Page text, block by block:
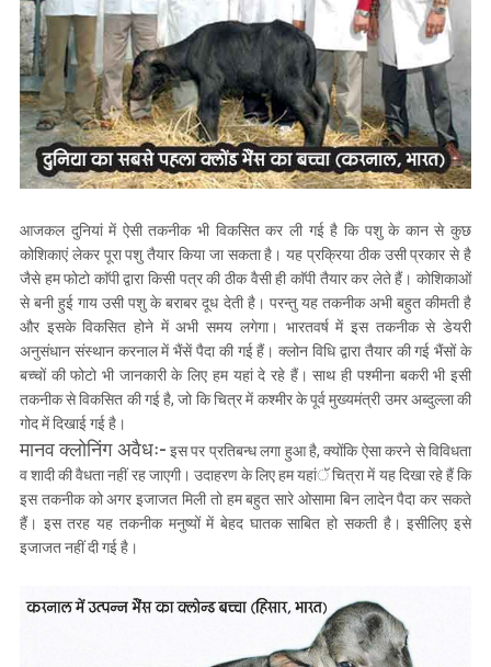
आजकल दुनियां में ऐसी तकनीक भी विकसित कर ली गई है कि पशु के कान से कुछ
कोशिकाएं लेकर पूरा पशु तैयार किया जा सकता है। यह प्रक्रिया ठीक उसी प्रकार से है
जैसे हम फोटो काॅपी द्वारा किसी पत्र की ठीक वैसी ही काॅपी तैयार कर लेते हैं। कोशिकाओं
से बनी हुई गाय उसी पशु के बराबर दूध देती है। परन्तु यह तकनीक अभी बहुत कीमती है
और इसके विकसित होने में अभी समय लगेगा। भारतवर्ष में इस तकनीक से डेयरी
अनुसंधान संस्थान करनाल में भैंसें पैदा की गई हैं। क्लोन विधि द्वारा तैयार की गई भैंसों के
बच्चों की फोटो भी जानकारी के लिए हम यहां दे रहे हैं। साथ ही पश्मीना बकरी भी इसी
तकनीक से विकसित की गई है, जो कि चित्र में कश्मीर के पूर्व मुख्यमंत्री उमर अब्दुल्ला की
गोद में दिखाई गई है।
मानव क्लोनिंग अवैधः- इस पर प्रतिबन्ध लगा हुआ है, क्योंकि ऐसा करने से विविधता
व शादी की वैधता नहीं रह जाएगी। उदाहरण के लिए हम यहांॅ चित्रा में यह दिखा रहे हैं कि
इस तकनीक को अगर इजाजत मिली तो हम बहुत सारे ओसामा बिन लादेन पैदा कर सकते
हैं। इस तरह यह तकनीक मनुष्यों में बेहद घातक साबित हो सकती है। इसीलिए इसे
इजाजत नहीं दी गई है।